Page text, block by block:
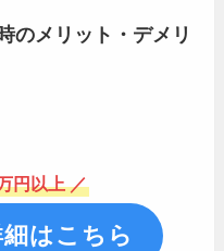
のメリット・デメリ
円以上 ／
はこちら